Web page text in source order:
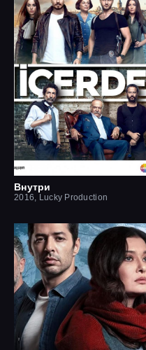
Внутри
2016, Lucky Production